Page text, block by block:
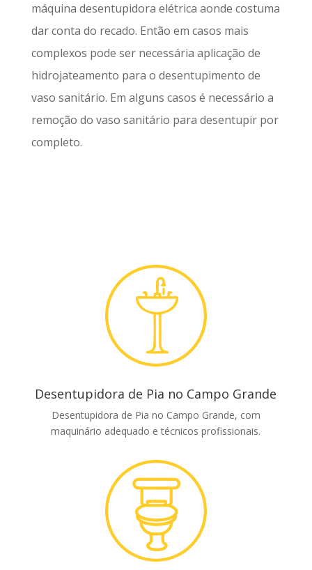
máquina desentupidora elétrica aonde costuma
dar conta do recado. Então em casos mais
complexos pode ser necessária aplicação de
hidrojateamento para o desentupimento de
vaso sanitário. Em alguns casos é necessário a
remoção do vaso sanitário para desentupir por
completo.
Desentupidora de Pia no Campo Grande
Desentupidora de Pia no Campo Grande, com
maquinário adequado e técnicos profissionais.